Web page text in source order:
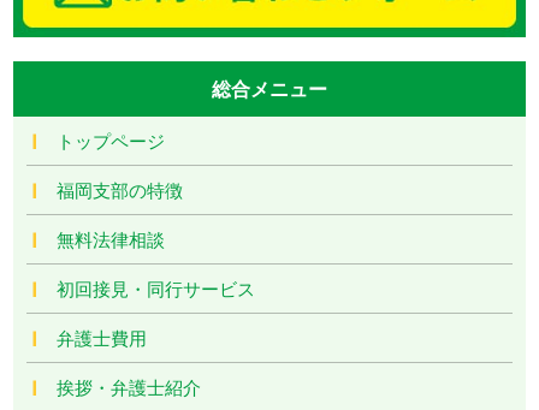
総合メニュー
トップページ
福岡支部の特徴
無料法律相談
初回接見・同行サービス
弁護士費用
挨拶・弁護士紹介